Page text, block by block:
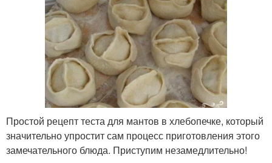
Простой рецепт теста для мантов в хлебопечке, который
значительно упростит сам процесс приготовления этого
замечательного блюда. Приступим незамедлительно!